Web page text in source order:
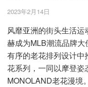
2023年2月14日
风靡亚洲的街头生活
赫成为MLB潮流品牌
有序的老花排列设计
花系列，一同以摩登
MONOLAND老花漫境